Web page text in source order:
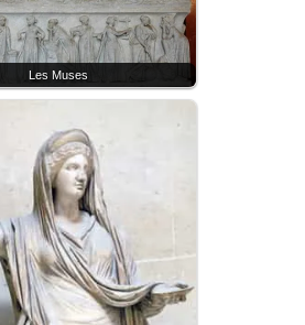
Les Muses